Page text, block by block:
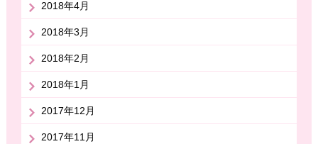
2018年4月
2018年3月
2018年2月
2018年1月
2017年12月
2017年11月